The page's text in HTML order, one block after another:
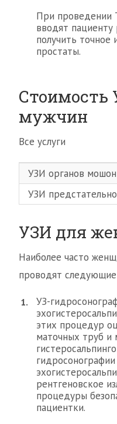
При проведении
вводят пациенту
получить точное
простаты.
Стоимость
мужчин
Все услуги
УЗИ органов
УЗИ
УЗИ для
Наиболее часто
проводят
УЗ-
этих процедур
маточных труб и
рентгеновское
процедуры
пациентки.